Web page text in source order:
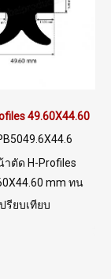
49.60X44.60
ตัด H-Profiles
mm ทน
มการใช้านดีเยี่ยม
/ 0982539956
ปรียบเทียบ